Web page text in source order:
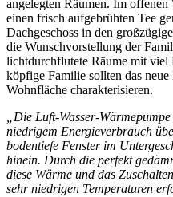
angelegten Räumen. Im
einen frisch aufgebrühten Tee
Dachgeschoss in den
die Wunschvorstellung der
lichtdurchflutete Räume mit
köpfige Familie sollten das
Wohnfläche charakterisieren.
„Die Luft-Wasser-
niedrigem Energieverbrauch
bodentiefe Fenster im
hinein. Durch die perfekt
diese Wärme und das
sehr niedrigen Temperaturen